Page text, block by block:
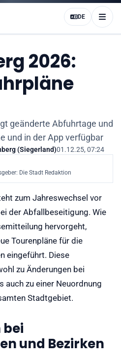
DE
2026:
geänderte Abfuhrtage und
und in der App verfügbar
(Siegerland)01.12.25, 07:24
Die Stadt Redaktion
zum Jahreswechsel vor
der Abfallbeseitigung. Wie
hervorgeht,
Tourenpläne für die
eingeführt. Diese
zu Änderungen bei
auch zu einer Neuordnung
Stadtgebiet.
und Bezirken